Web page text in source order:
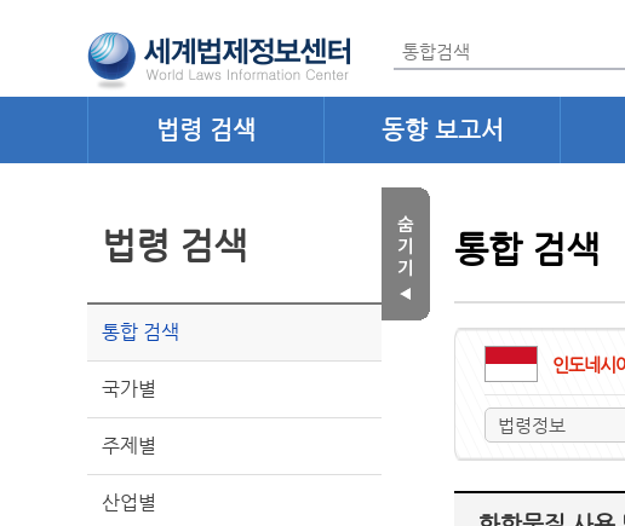
법령 검색 동향 보고서
법령 검색
통합 검색
국가별
주제별
산업별
통합 검색
인도네시
법령정보